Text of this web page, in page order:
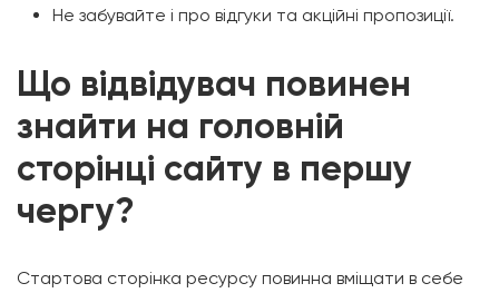
Не забувайте і про відгуки та акційні пропозиції.
Що відвідувач повинен
знайти на головній
сторінці сайту в першу
чергу?
Стартова сторінка ресурсу повинна вміщати в себе